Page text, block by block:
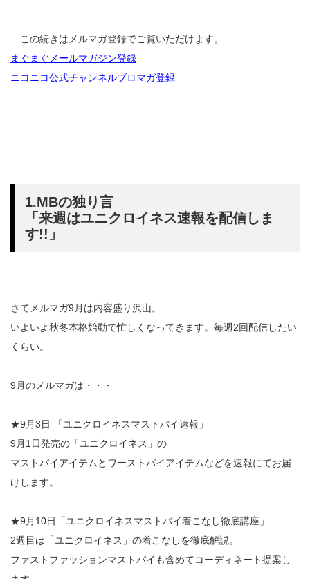
…この続きはメルマガ登録でご覧いただけます。
まぐまぐメールマガジン登録
ニコニコ公式チャンネルブロマガ登録
1.MBの独り言
「来週はユニクロイネス速報を配信しま
す!!」
さてメルマガ9月は内容盛り沢山。
いよいよ秋冬本格始動で忙しくなってきます。毎週2回配信したい
くらい。
9月のメルマガは・・・
★9月3日 「ユニクロイネスマストバイ速報」
9月1日発売の「ユニクロイネス」の
マストバイアイテムとワーストバイアイテムなどを速報にてお届
けします。
★9月10日「ユニクロイネスマストバイ着こなし徹底講座」
2週目は「ユニクロイネス」の着こなしを徹底解説。
ファストファッションマストバイも含めてコーディネート提案し